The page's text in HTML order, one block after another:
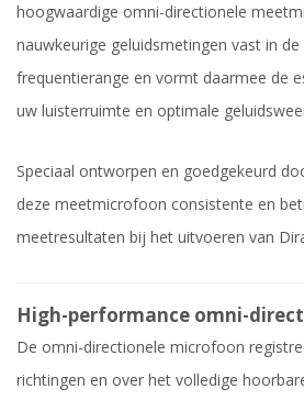
hoogwaardige omni-directionele
nauwkeurige geluidsmetingen vast in
frequentierange en vormt daarmee de
uw luisterruimte en optimale
Speciaal ontworpen en goedgekeurd
deze meetmicrofoon consistente en
meetresultaten bij het uitvoeren van
High-performance omni-
De omni-directionele microfoon
richtingen en over het volledige